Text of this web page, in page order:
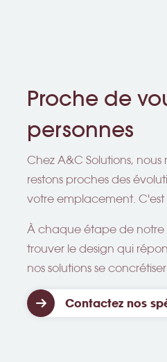
Proche de
personnes
Chez A&C Solutions,
restons proches des
votre emplacement.
À chaque étape de notre
trouver le design qui
nos solutions se
Contactez nos